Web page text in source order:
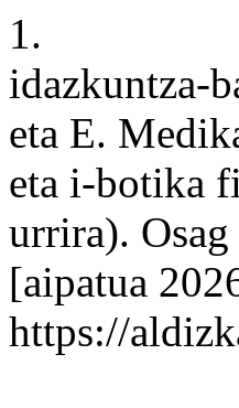
1.
idazkuntza-
eta E.
eta i-botika
urrira).
[aipatua
https://